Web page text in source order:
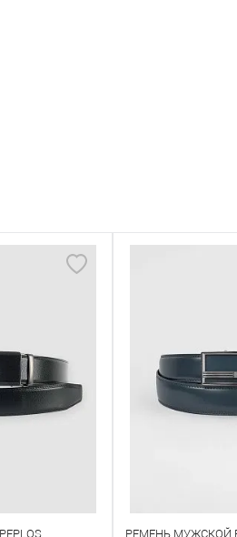
РЕМЕНЬ МУЖСКОЙ